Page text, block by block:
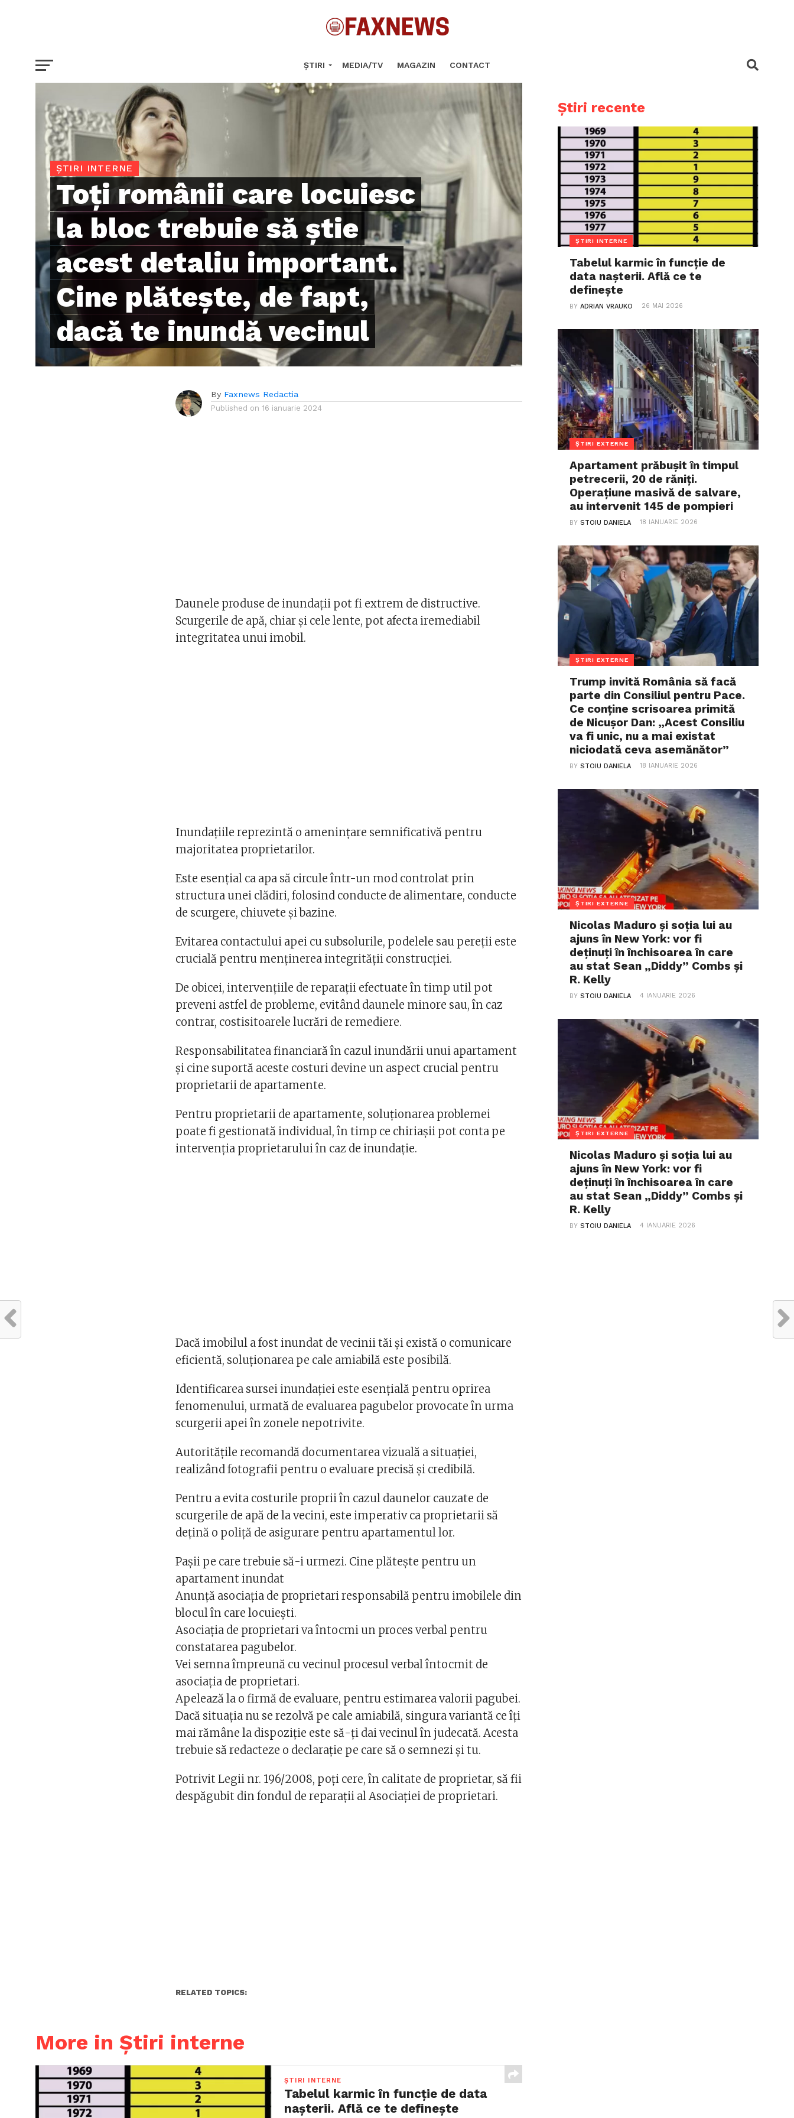
ȘTIRI MEDIA/TV MAGAZIN CONTACT
ȘTIRI INTERNE
Toți românii care locuiesc
la bloc trebuie să știe
acest detaliu important.
Cine plătește, de fapt,
dacă te inundă vecinul
By Faxnews Redactia
Published on 16 ianuarie 2024
Daunele produse de inundații pot fi extrem de distructive.
Scurgerile de apă, chiar și cele lente, pot afecta iremediabil
integritatea unui imobil.
Inundațiile reprezintă o amenințare semnificativă pentru
majoritatea proprietarilor.
Este esențial ca apa să circule într-un mod controlat prin
structura unei clădiri, folosind conducte de alimentare, conducte
de scurgere, chiuvete și bazine.
Evitarea contactului apei cu subsolurile, podelele sau pereții este
crucială pentru menținerea integrității construcției.
De obicei, intervențiile de reparații efectuate în timp util pot
preveni astfel de probleme, evitând daunele minore sau, în caz
contrar, costisitoarele lucrări de remediere.
Responsabilitatea financiară în cazul inundării unui apartament
și cine suportă aceste costuri devine un aspect crucial pentru
proprietarii de apartamente.
Pentru proprietarii de apartamente, soluționarea problemei
poate fi gestionată individual, în timp ce chiriașii pot conta pe
intervenția proprietarului în caz de inundație.
Dacă imobilul a fost inundat de vecinii tăi și există o comunicare
eficientă, soluționarea pe cale amiabilă este posibilă.
Identificarea sursei inundației este esențială pentru oprirea
fenomenului, urmată de evaluarea pagubelor provocate în urma
scurgerii apei în zonele nepotrivite.
Autoritățile recomandă documentarea vizuală a situației,
realizând fotografii pentru o evaluare precisă și credibilă.
Pentru a evita costurile proprii în cazul daunelor cauzate de
scurgerile de apă de la vecini, este imperativ ca proprietarii să
dețină o poliță de asigurare pentru apartamentul lor.
Pașii pe care trebuie să-i urmezi. Cine plătește pentru un
apartament inundat
Anunță asociația de proprietari responsabilă pentru imobilele din
blocul în care locuiești.
Asociația de proprietari va întocmi un proces verbal pentru
constatarea pagubelor.
Vei semna împreună cu vecinul procesul verbal întocmit de
asociația de proprietari.
Apelează la o firmă de evaluare, pentru estimarea valorii pagubei.
Dacă situația nu se rezolvă pe cale amiabilă, singura variantă ce îți
mai rămâne la dispoziție este să-ți dai vecinul în judecată. Acesta
trebuie să redacteze o declarație pe care să o semnezi și tu.
Potrivit Legii nr. 196/2008, poți cere, în calitate de proprietar, să fii
despăgubit din fondul de reparații al Asociației de proprietari.
RELATED TOPICS:
More in Știri interne
ȘTIRI INTERNE
Tabelul karmic în funcție de data
nașterii. Află ce te definește
Știri recente
ȘTIRI INTERNE
Tabelul karmic în funcție de
data nașterii. Află ce te
definește
BYADRIAN VRAUKO 26 MAI 2026
ȘTIRI EXTERNE
Apartament prăbușit în timpul
petrecerii, 20 de răniți.
Operațiune masivă de salvare,
au intervenit 145 de pompieri
BYSTOIU DANIELA 18 IANUARIE 2026
ȘTIRI EXTERNE
Trump invită România să facă
parte din Consiliul pentru Pace.
Ce conține scrisoarea primită
de Nicușor Dan: „Acest Consiliu
va fi unic, nu a mai existat
niciodată ceva asemănător”
BYSTOIU DANIELA 18 IANUARIE 2026
ȘTIRI EXTERNE
Nicolas Maduro și soția lui au
ajuns în New York: vor fi
deținuți în închisoarea în care
au stat Sean „Diddy” Combs și
R. Kelly
BYSTOIU DANIELA 4 IANUARIE 2026
ȘTIRI EXTERNE
Nicolas Maduro și soția lui au
ajuns în New York: vor fi
deținuți în închisoarea în care
au stat Sean „Diddy” Combs și
R. Kelly
BYSTOIU DANIELA 4 IANUARIE 2026